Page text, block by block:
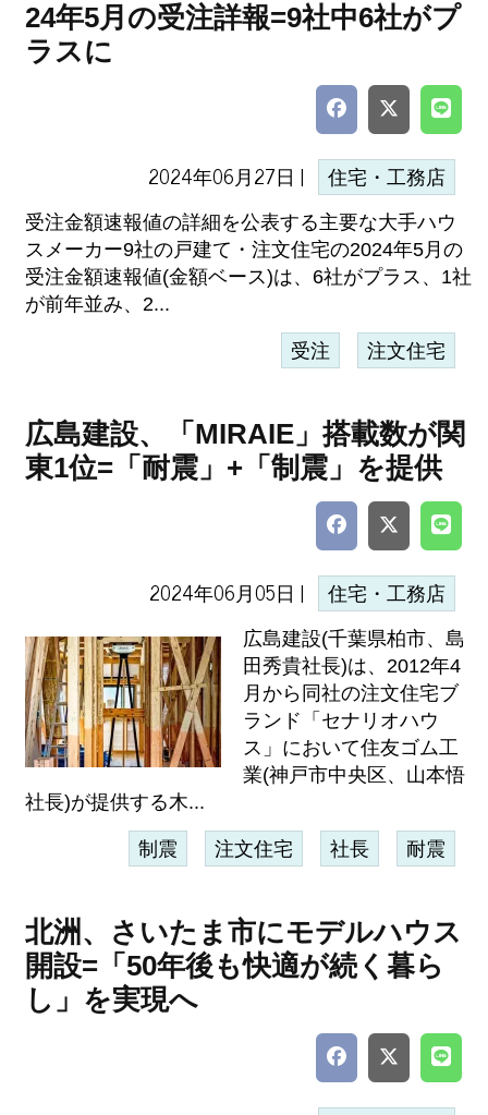
24年5月の受注詳報=9社中6社がプ
ラスに
2024年06月27日 | 住宅・工務店
受注金額速報値の詳細を公表する主要な大手ハウ
スメーカー9社の戸建て・注文住宅の2024年5月の
受注金額速報値(金額ベース)は、6社がプラス、1社
が前年並み、2...
受注 注文住宅
広島建設、「MIRAIE」搭載数が関
東1位=「耐震」+「制震」を提供
2024年06月05日 | 住宅・工務店
広島建設(千葉県柏市、島
田秀貴社長)は、2012年4
月から同社の注文住宅ブ
ランド「セナリオハウ
ス」において住友ゴム工
業(神戸市中央区、山本悟
社長)が提供する木...
制震 注文住宅 社長 耐震
北洲、さいたま市にモデルハウス
開設=「50年後も快適が続く暮ら
し」を実現へ